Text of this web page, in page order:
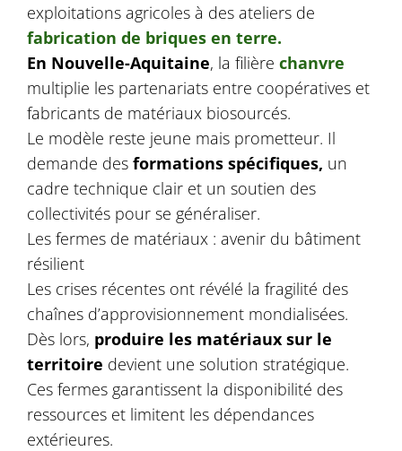
exploitations agricoles à des ateliers de
fabrication de briques en terre.
En Nouvelle-Aquitaine, la filière chanvre
multiplie les partenariats entre coopératives et
fabricants de matériaux biosourcés.
Le modèle reste jeune mais prometteur. Il
demande desformations spécifiques, un
cadre technique clair et un soutien des
collectivités pour se généraliser.
Les fermes de matériaux : avenir du bâtiment
résilient
Les crises récentes ont révélé la fragilité des
chaînes d’approvisionnement mondialisées.
Dès lors, produire les matériaux sur le
territoire devient une solution stratégique.
Ces fermes garantissent la disponibilité des
ressources et limitent les dépendances
extérieures.